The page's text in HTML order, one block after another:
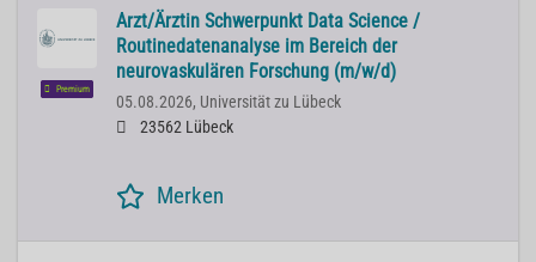
Premium
Arzt/Ärztin Schwerpunkt Data Science /
Routinedatenanalyse im Bereich der
neurovaskulären Forschung (m/w/d)
05.08.2026, Universität zu Lübeck
23562 Lübeck
Merken